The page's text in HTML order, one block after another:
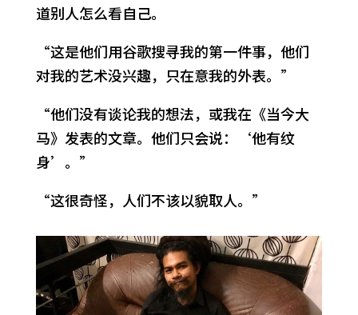
道别人怎么看自己。
“这是他们用谷歌搜寻我的第一件事，他们
对我的艺术没兴趣，只在意我的外表。”
“他们没有谈论我的想法，或我在《当今大
马》发表的文章。他们只会说：‘他有纹
身’。”
“这很奇怪，人们不该以貌取人。”